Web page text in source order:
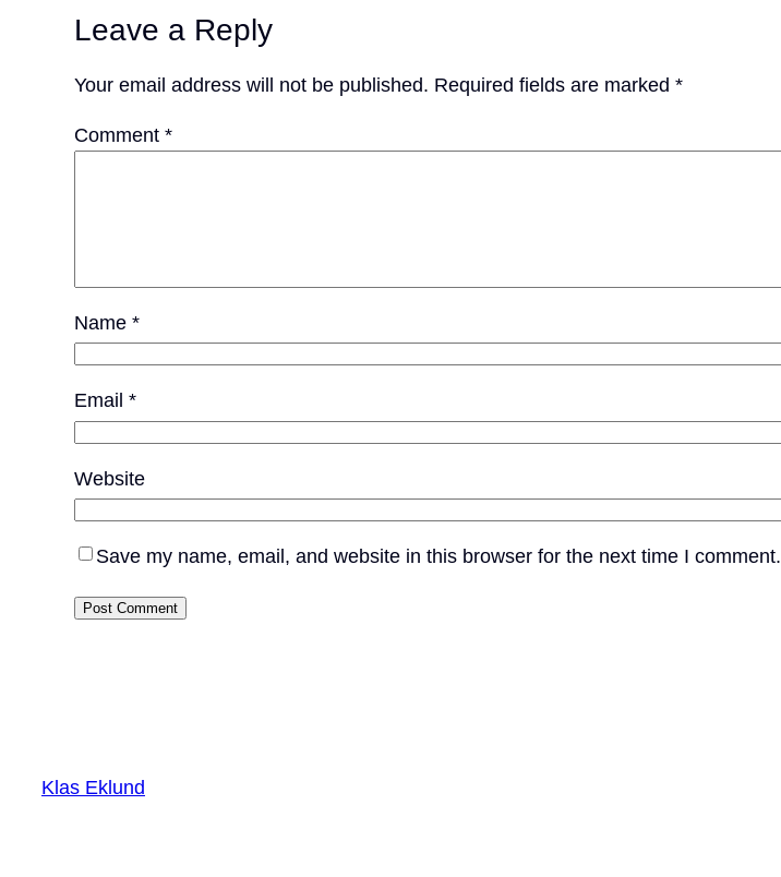
Leave a Reply
Your email address will not be published. Required fields are marked *
Comment *
Name *
Email *
Website
Save my name, email, and website in this browser for the next time I comment.
Klas Eklund